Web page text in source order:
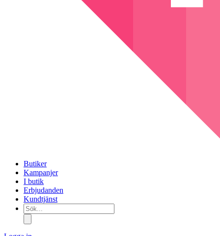
Butiker
Kampanjer
I butik
Erbjudanden
Kundtjänst
Sök...